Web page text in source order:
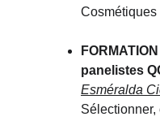
Cosmétiques
panelistes
Esméralda
Sélectionner,